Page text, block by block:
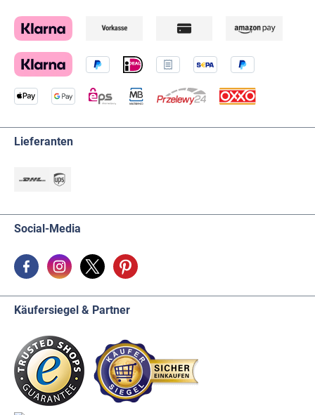
Lieferanten
Social-Media
Käufersiegel & Partner